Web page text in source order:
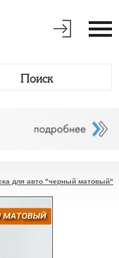
Поиск
для авто "черный матовый"